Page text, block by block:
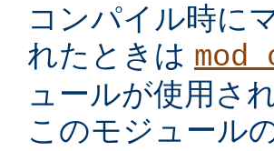
コンパイル時に
れたときは
ュールが使用さ
このモジュール